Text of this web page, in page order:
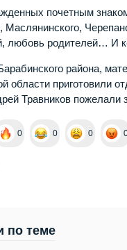
почетным
Маслянинского,
любовь родителей… И
района,
области приготовили
Травников пожелали
0 0 0
по теме